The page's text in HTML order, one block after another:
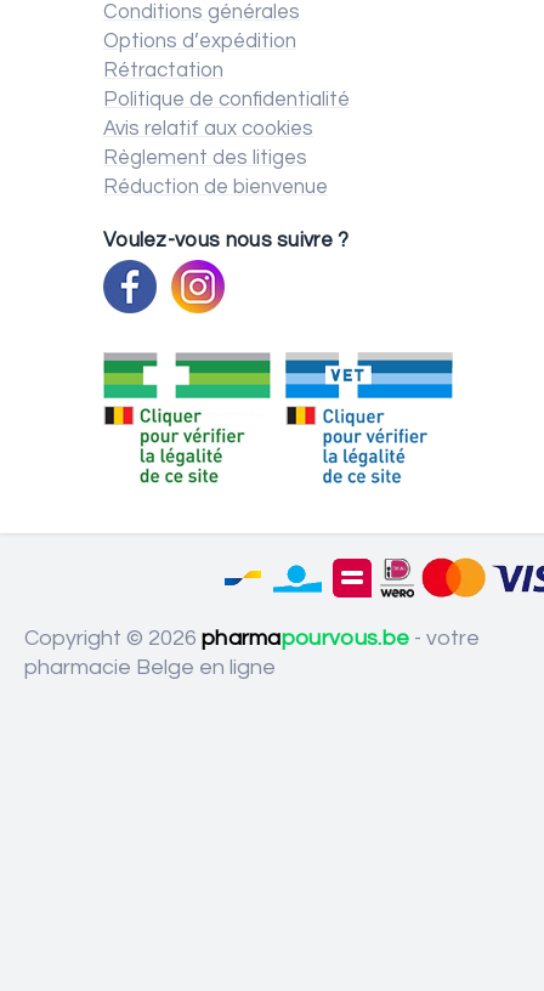
Conditions générales
Options d’expédition
Rétractation
Politique de confidentialité
Avis relatif aux cookies
Règlement des litiges
Réduction de bienvenue
Voulez-vous nous suivre ?
Copyright © 2026 pharmapourvous.be - votre
pharmacie Belge en ligne